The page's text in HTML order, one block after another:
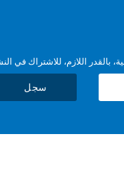
اللازم، للاشتراك في
سجل